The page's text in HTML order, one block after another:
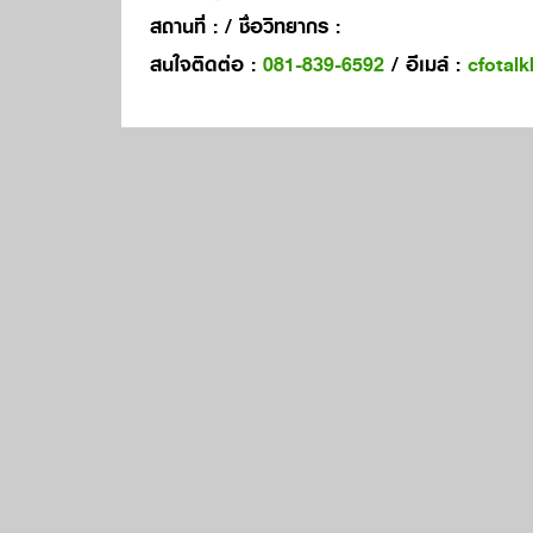
สถานที่ : / ชื่อวิทยากร :
สนใจติดต่อ : 081-839-6592 / อีเมล์ :